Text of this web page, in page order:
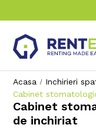
Acasa
Inchirieri
Cabinet
Cabinet
de inchiriat